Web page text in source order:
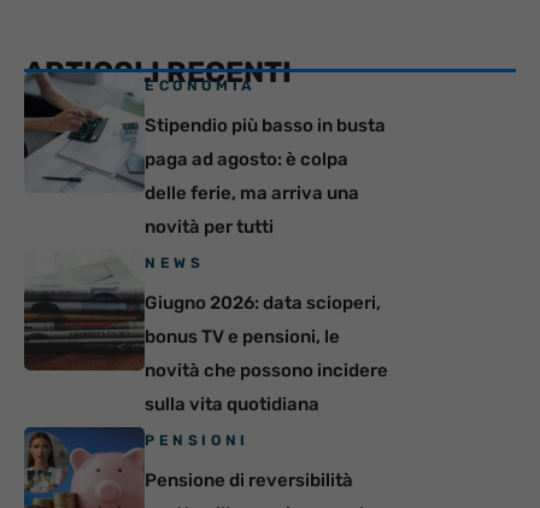
ARTICOLI RECENTI
ECONOMIA
Stipendio più basso in busta
paga ad agosto: è colpa
delle ferie, ma arriva una
novità per tutti
NEWS
Giugno 2026: data scioperi,
bonus TV e pensioni, le
novità che possono incidere
sulla vita quotidiana
PENSIONI
Pensione di reversibilità